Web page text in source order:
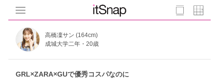
高橋凜サン (164cm)
成城大学二年・20歳
GRL×ZARA×GUで優秀コスパなのに